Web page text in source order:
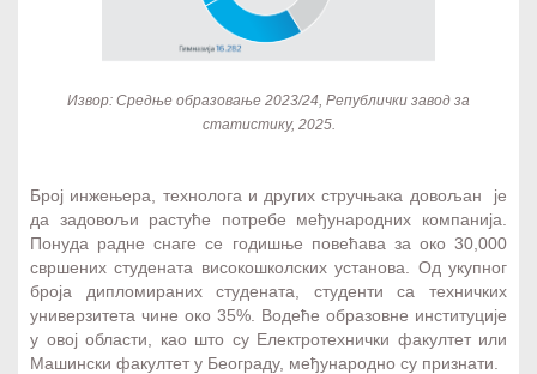
Успешне приче
Извор: Средње образовање 2023/24, Републички завод за
статистику, 2025.
Број инжењера, технолога и других стручњака довољан је
да задовољи растуће потребе међународних компанија.
Понуда радне снаге се годишње повећава за око 30,000
свршених студената високошколских установа. Од укупног
броја дипломираних студената, студенти са техничких
универзитета чине око 35%. Водеће образовне институције
у овој области, као што су Електротехнички факултет или
Машински факултет у Београду, међународно су признати.